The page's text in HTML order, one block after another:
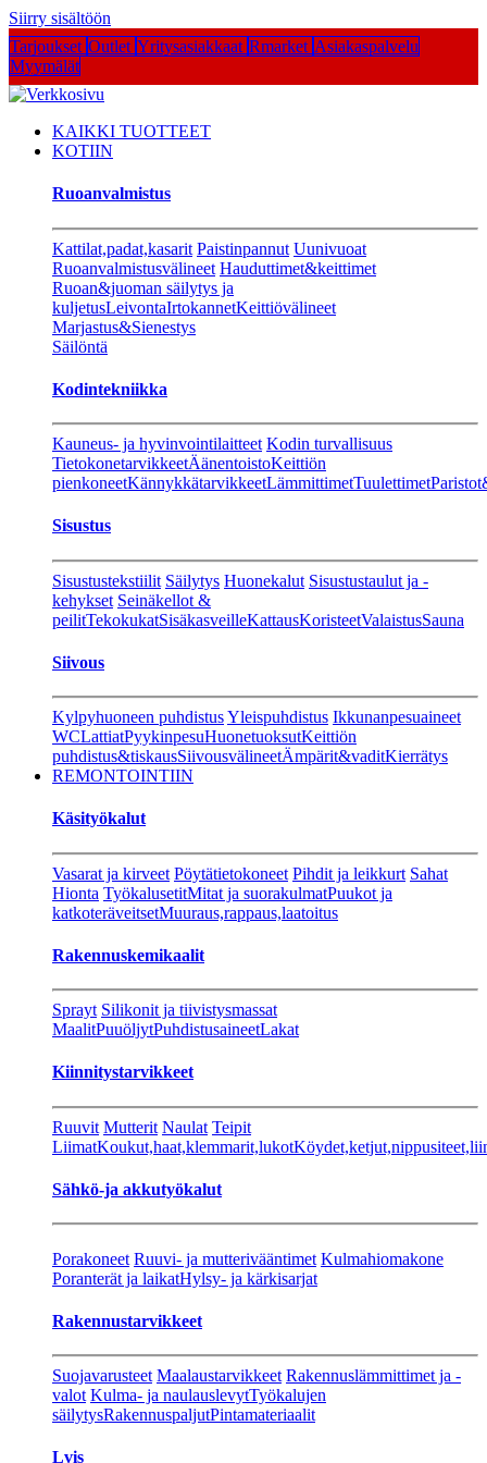
Siirry sisältöön
Tarjoukset Outlet Yritysasiakkaat Rmarket Asiakaspalvelu
Myymälät
KAIKKI TUOTTEET
KOTIIN
Ruoanvalmistus
Kattilat,padat,kasarit Paistinpannut Uunivuoat
Ruoanvalmistusvälineet Hauduttimet&keittimet
Ruoan&juoman säilytys ja
kuljetusLeivontaIrtokannetKeittiövälineet
Marjastus&Sienestys
Säilöntä
Kodintekniikka
Kauneus- ja hyvinvointilaitteet Kodin turvallisuus
TietokonetarvikkeetÄänentoistoKeittiön
pienkoneetKännykkätarvikkeetLämmittimetTuulettimet
Sisustus
Sisustustekstiilit Säilytys Huonekalut Sisustustaulut ja -
kehykset Seinäkellot &
peilitTekokukatSisäkasveilleKattausKoristeetValaistusSauna
Siivous
Kylpyhuoneen puhdistusYleispuhdistus Ikkunanpesuaineet
WCLattiatPyykinpesuHuonetuoksutKeittiön
puhdistus&tiskausSiivousvälineetÄmpärit&vaditKierrätys
REMONTOINTIIN
Käsityökalut
Vasarat ja kirveet Pöytätietokoneet Pihdit ja leikkurt Sahat
Hionta TyökalusetitMitat ja suorakulmatPuukot ja
katkoteräveitsetMuuraus,rappaus,laatoitus
Rakennuskemikaalit
Sprayt Silikonit ja tiivistysmassat
MaalitPuuöljytPuhdistusaineetLakat
Kiinnitystarvikkeet
Ruuvit Mutterit Naulat Teipit
LiimatKoukut,haat,klemmarit,lukot
Sähkö-ja akkutyökalut
Porakoneet Ruuvi- ja mutterivääntimet Kulmahiomakone
Poranterät ja laikatHylsy- ja kärkisarjat
Rakennustarvikkeet
Suojavarusteet Maalaustarvikkeet Rakennuslämmittimet ja -
valot Kulma- ja naulauslevytTyökalujen
säilytysRakennuspaljutPintamateriaalit
Lvis